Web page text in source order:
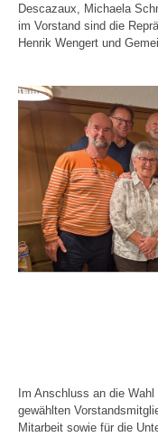
Descazaux, Michaela
im Vorstand sind die
Henrik Wengert und
Im Anschluss an die
gewählten
Mitarbeit sowie für die